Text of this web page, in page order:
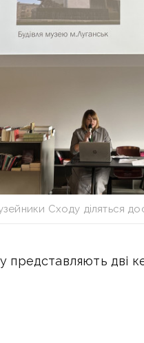
Сходу діляться
представляють дві